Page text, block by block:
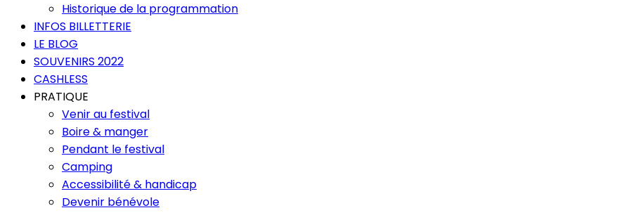
Historique de la programmation
INFOS BILLETTERIE
LE BLOG
SOUVENIRS 2022
CASHLESS
PRATIQUE
Venir au festival
Boire & manger
Pendant le festival
Camping
Accessibilité & handicap
Devenir bénévole